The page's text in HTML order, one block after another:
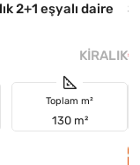
2+1 eşyalı daire
KIRALIK
Toplam m²
130 m²
₺